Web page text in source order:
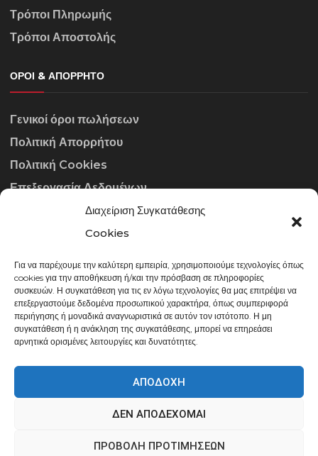
Διαχείριση Συγκατάθεσης
Cookies
Για να παρέχουμε την καλύτερη εμπειρία, χρησιμοποιούμε τεχνολογίες όπως
cookies για την αποθήκευση ή/και την πρόσβαση σε πληροφορίες
συσκευών. Η συγκατάθεση για τις εν λόγω τεχνολογίες θα μας επιτρέψει να
επεξεργαστούμε δεδομένα προσωπικού χαρακτήρα, όπως συμπεριφορά
περιήγησης ή μοναδικά αναγνωριστικά σε αυτόν τον ιστότοπο. Η μη
συγκατάθεση ή η ανάκληση της συγκατάθεσης, μπορεί να επηρεάσει
αρνητικά ορισμένες λειτουργίες και δυνατότητες.
ΑΠΟΔΟΧΉ
ΔΕΝ ΑΠΟΔΈΧΟΜΑΙ
ΠΡΟΒΟΛΉ ΠΡΟΤΙΜΉΣΕΩΝ
Τρόποι Πληρωμής
Τρόποι Αποστολής
ΌΡΟΙ & ΑΠΌΡΡΗΤΟ
Γενικοί όροι πωλήσεων
Πολιτική Απορρήτου
Πολιτική Cookies
Επεξεργασία Δεδομένων
ΣΤΟΙΧΕΊΑ ΕΠΙΚΟΙΝΩΝΊΑΣ
info@gowithraw.gr
24310 35062
Δευ. - Παρ. 08:00 - 20:00
gowithraw.gr © 2020 | Powered by